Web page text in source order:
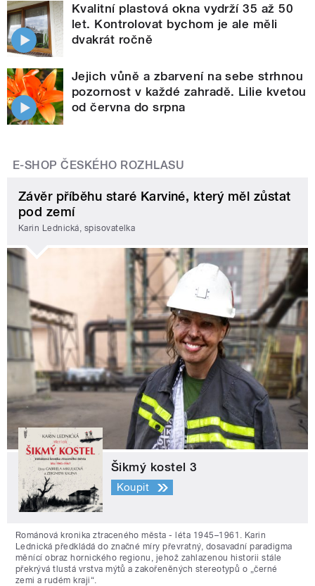
Kvalitní plastová okna vydrží 35 až 50
let. Kontrolovat bychom je ale měli
dvakrát ročně
Jejich vůně a zbarvení na sebe strhnou
pozornost v každé zahradě. Lilie kvetou
od června do srpna
E-SHOP ČESKÉHO ROZHLASU
Závěr příběhu staré Karviné, který měl zůstat
pod zemí
Karin Lednická, spisovatelka
Šikmý kostel 3
Koupit
Románová kronika ztraceného města - léta 1945–1961. Karin
Lednická předkládá do značné míry převratný, dosavadní paradigma
měnící obraz hornického regionu, jehož zahlazenou historii stále
překrývá tlustá vrstva mýtů a zakořeněných stereotypů o „černé
zemi a rudém kraji“.